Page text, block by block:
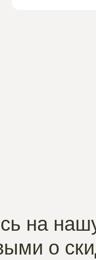
на
о